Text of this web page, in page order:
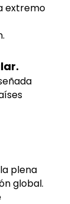
extremo
plena
global.